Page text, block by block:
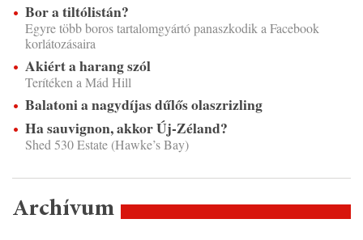
Bor a tiltólistán?
Egyre több boros tartalomgyártó panaszkodik a Facebook
korlátozásaira
Akiért a harang szól
Terítéken a Mád Hill
Balatoni a nagydíjas dűlős olaszrizling
Ha sauvignon, akkor Új-Zéland?
Shed 530 Estate (Hawke’s Bay)
Archívum